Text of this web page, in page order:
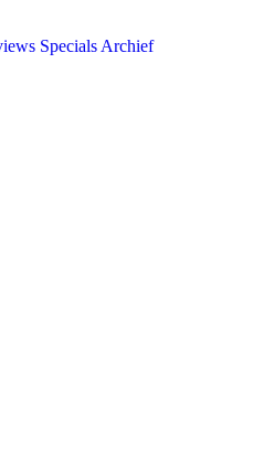
Specials Archief